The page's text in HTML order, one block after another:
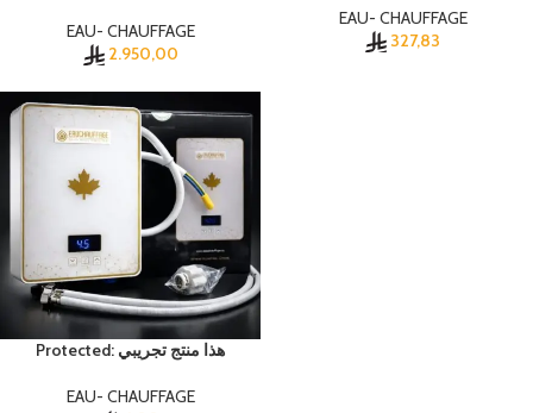
EAU- CHAUFFAGE
2.950,00
EAU- CHAUFFAGE
327,83
Protected: هذا منتج تجريبي
EAU- CHAUFFAGE